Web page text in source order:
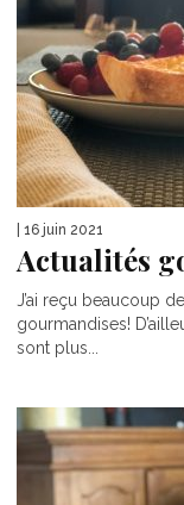
| 16 juin 2021
Actualités
J’ai reçu beaucoup
gourmandises!
sont plus...